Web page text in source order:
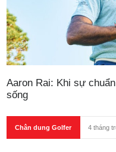
Aaron Rai: Khi sự
sống
Chân dung Golfer 4 tháng